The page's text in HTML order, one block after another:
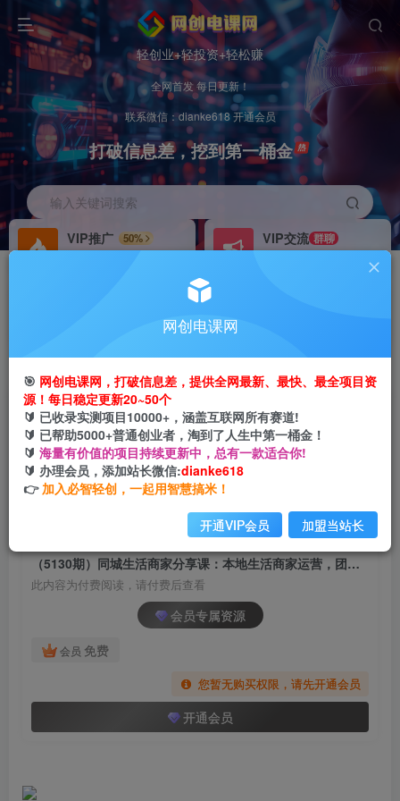
轻创业+轻投资+轻松赚
全网首发 每日更新！
联系微信：dianke618 开通会员
打破信息差，挖到第一桶金
输入关键词搜索
VIP推广
50%
VIP交流 群聊
研究探讨更多创业项目路子。
搭建同款网站，自己当老板
（5130期）同城生活商家分享课：本地生活商家
运营，团队搭建，私域运营！
网创电课网
2年前发布
999 160
（5130期）同城生活商家分享课：本地生活商家运营，团队搭建，私域运营！
此内容为付费阅读，请付费后查看
会员专属资源
会员 免费
您暂无购买权限，请先开通会员
开通会员
网创电课网
🎯 网创电课网，打破信息差，提供全网最新、最快、最全项目资
源！每日稳定更新20~50个
🔰 已收录实测项目10000+，涵盖互联网所有赛道!
🔰 已帮助5000+普通创业者，淘到了人生中第一桶金！
🔰 海量有价值的项目持续更新中，总有一款适合你!
🔰 办理会员，添加站长微信:dianke618
👉 加入必智轻创，一起用智慧搞米！
开通VIP会员 加盟当站长